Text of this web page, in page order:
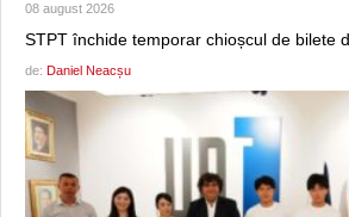
08 august 2026
STPT închide temporar chioșcul de bilete
de: Daniel Neacșu